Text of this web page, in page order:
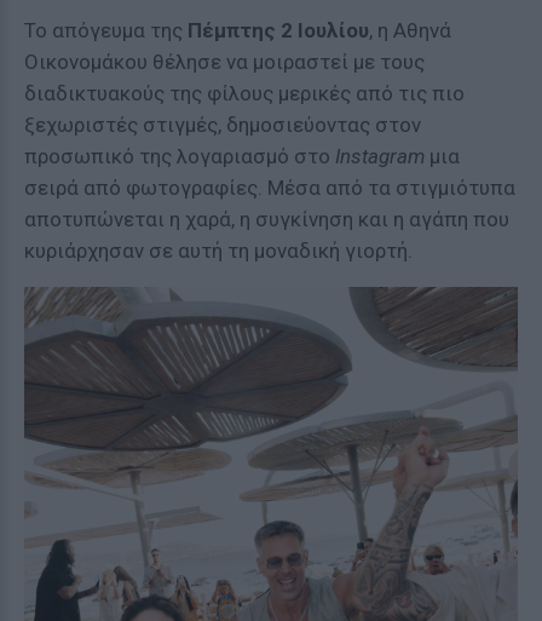
Το απόγευμα της Πέμπτης 2 Ιουλίου, η Αθηνά
Οικονομάκου θέλησε να μοιραστεί με τους
διαδικτυακούς της φίλους μερικές από τις πιο
ξεχωριστές στιγμές, δημοσιεύοντας στον
προσωπικό της λογαριασμό στο Instagram μια
σειρά από φωτογραφίες. Μέσα από τα στιγμιότυπα
αποτυπώνεται η χαρά, η συγκίνηση και η αγάπη που
κυριάρχησαν σε αυτή τη μοναδική γιορτή.